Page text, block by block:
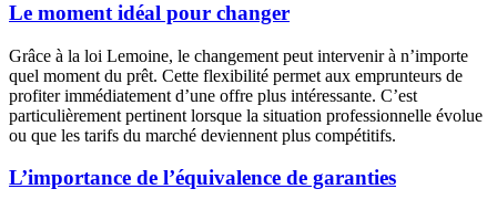
Le moment idéal pour changer
Grâce à la loi Lemoine, le changement peut intervenir à n’importe
quel moment du prêt. Cette flexibilité permet aux emprunteurs de
profiter immédiatement d’une offre plus intéressante. C’est
particulièrement pertinent lorsque la situation professionnelle évolue
ou que les tarifs du marché deviennent plus compétitifs.
L’importance de l’équivalence de garanties